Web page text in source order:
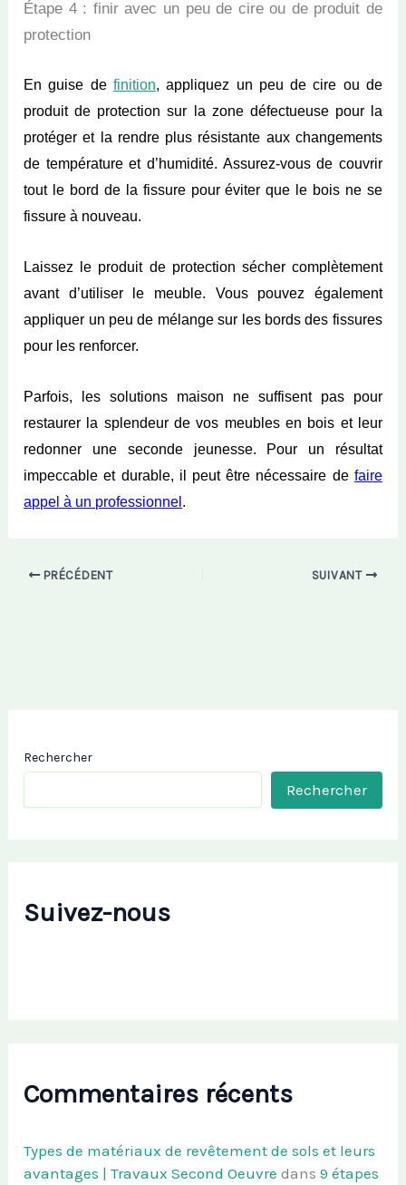
Étape 4 : finir avec un peu de cire ou de produit de
protection
En guise de finition, appliquez un peu de cire ou de
produit de protection sur la zone défectueuse pour la
protéger et la rendre plus résistante aux changements
de température et d’humidité. Assurez-vous de couvrir
tout le bord de la fissure pour éviter que le bois ne se
fissure à nouveau.
Laissez le produit de protection sécher complètement
avant d’utiliser le meuble. Vous pouvez également
appliquer un peu de mélange sur les bords des fissures
pour les renforcer.
Parfois, les solutions maison ne suffisent pas pour
restaurer la splendeur de vos meubles en bois et leur
redonner une seconde jeunesse. Pour un résultat
impeccable et durable, il peut être nécessaire de faire
appel à un professionnel .
PRÉCÉDENT SUIVANT
Rechercher
Rechercher
Suivez-nous
Commentaires récents
Types de matériaux de revêtement de sols et leurs
avantages | Travaux Second Oeuvre dans9 étapes